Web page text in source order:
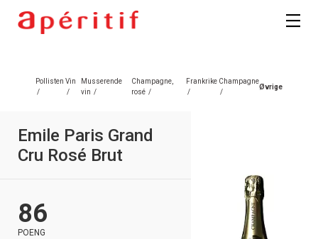
Pollisten
/
Vin
/
Musserende
vin /
Champagne,
rosé /
Frankrike
/
Champagne
/
Øvrige
Emile Paris Grand
Cru Rosé Brut
86
POENG